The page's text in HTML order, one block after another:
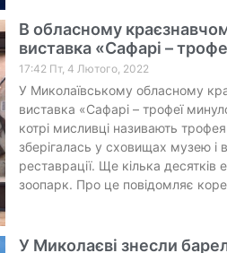
В обласному
виставка «Сафарі –
17:42 Пт, 4 Лютого, 2022
У Миколаївському обласному
виставка «Сафарі – трофеї
котрі мисливці називають
зберігалась у сховищах музею і
реставрації. Ще кілька десятків
зоопарк. Про це повідомляє
У Миколаєві знесли